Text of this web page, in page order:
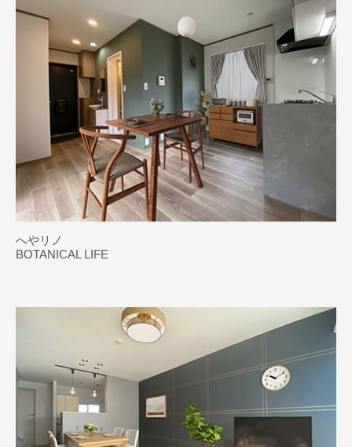
へやリノ
BOTANICAL LIFE